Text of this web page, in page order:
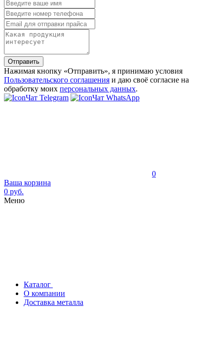
Отправить
Нажимая кнопку «Отправить», я принимаю условия
Пользовательского соглашения и даю своё согласие на
обработку моих персональных данных.
Чат Telegram
Чат WhatsApp
0
Ваша корзина
0 руб.
Меню
Каталог
О компании
Доставка металла